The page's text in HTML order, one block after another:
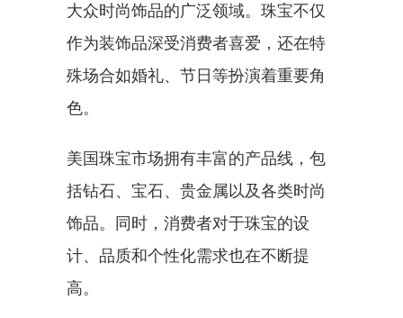
大众时尚饰品的广泛领域。珠宝不仅
作为装饰品深受消费者喜爱，还在特
殊场合如婚礼、节日等扮演着重要角
色。
美国珠宝市场拥有丰富的产品线，包
括钻石、宝石、贵金属以及各类时尚
饰品。同时，消费者对于珠宝的设
计、品质和个性化需求也在不断提
高。